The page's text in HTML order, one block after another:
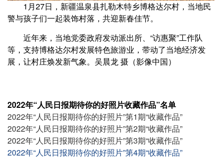
1月27日，新疆温泉县扎勒木特乡博格达尔村，当地民
警与孩子们一起装饰村落，共迎新春佳节。
近年来，当地党委政府发动派出所、“访惠聚”工作队
等，支持博格达尔村发展特色旅游业，带动了当地经济发
展，让村庄焕发新气象。吴晨龙 摄（影像中国）
2022年“人民日报期待你的好照片收藏作品”名单
2022年“人民日报期待你的好照片”第1期“收藏作品”
2022年“人民日报期待你的好照片”第2期“收藏作品”
2022年“人民日报期待你的好照片”第3期“收藏作品”
2022年“人民日报期待你的好照片”第4期“收藏作品”